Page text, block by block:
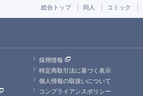
総合トップ 同人 コミック
採用情報
特定商取引法に基づく表示
個人情報の取扱いについて
コンプライアンスポリシー